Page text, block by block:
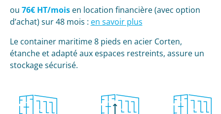
ou 76€ HT/moisen location financière (avec option
d’achat) sur 48 mois : en savoir plus
Le container maritime 8 pieds en acier Corten,
étanche et adapté aux espaces restreints, assure un
stockage sécurisé.